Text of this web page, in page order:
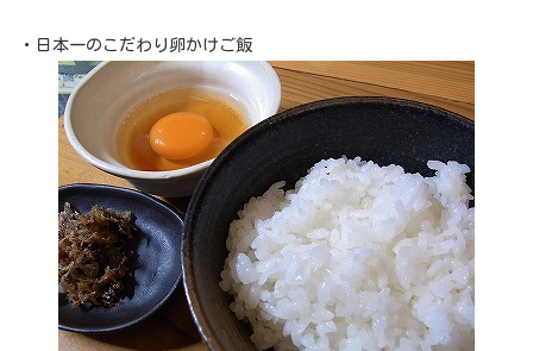
・日本一のこだわり卵かけご飯